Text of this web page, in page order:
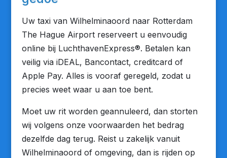
Uw taxi van Wilhelminaoord naar Rotterdam
The Hague Airport reserveert u eenvoudig
online bij LuchthavenExpress®. Betalen kan
veilig via iDEAL, Bancontact, creditcard of
Apple Pay. Alles is vooraf geregeld, zodat u
precies weet waar u aan toe bent.
Moet uw rit worden geannuleerd, dan storten
wij volgens onze voorwaarden het bedrag
dezelfde dag terug. Reist u zakelijk vanuit
Wilhelminaoord of omgeving, dan is rijden op